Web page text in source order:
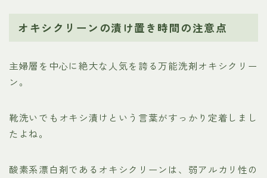
オキシクリーンの漬け置き時間の注意点
主婦層を中心に絶大な人気を誇る万能洗剤オキシクリー
ン。
靴洗いでもオキシ漬けという言葉がすっかり定着しまし
たよね。
酸素系漂白剤であるオキシクリーンは、弱アルカリ性の